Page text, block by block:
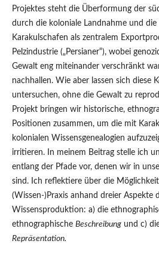
Projektes steht die Überformung der
durch die koloniale Landnahme und die
Karakulschafen als zentralem
Pelzindustrie („Persianer“), wobei
Gewalt eng miteinander verschränkt
nachhallen. Wie aber lassen sich diese
untersuchen, ohne die Gewalt zu
Projekt bringen wir historische,
Positionen zusammen, um die mit
kolonialen Wissensgenealogien
irritieren. In meinem Beitrag stelle ich
entlang der Pfade vor, denen wir in
sind. Ich reflektiere über die
(Wissen-)Praxis anhand dreier Aspekte
Wissensproduktion: a) die
ethnographische Beschreibungund c)
Repräsentation.